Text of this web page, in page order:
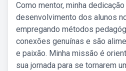
Como mentor, minha
desenvolvimento dos alunos
empregando métodos
conexões genuínas e são
e paixão. Minha missão é
sua jornada para se tornarem